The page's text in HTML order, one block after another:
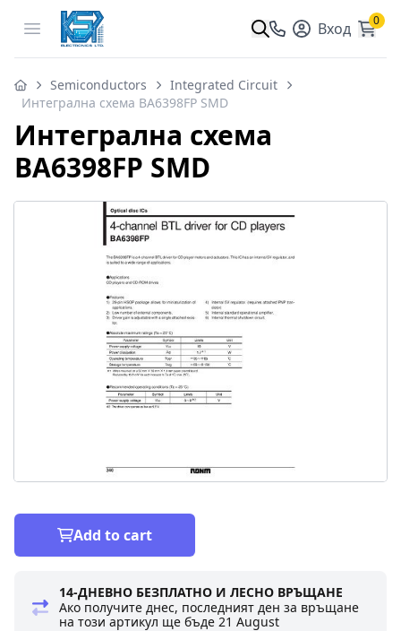
Open menu Вход 0
Semiconductors
Integrated Circuit
Интегрална схема BA6398FP SMD
Интегрална схема
BA6398FP SMD
Add to cart
14-ДНЕВНО БЕЗПЛАТНО И ЛЕСНО ВРЪЩАНЕ
Ако получите днес, последният ден за връщане
на този артикул ще бъде21 August